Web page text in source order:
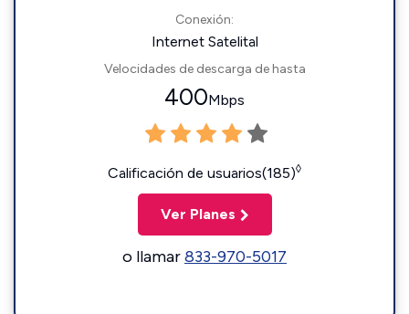
Conexión:
Internet Satelital
Velocidades de descarga de hasta
400Mbps
Calificación de usuarios(185)◊
Ver Planes
o llamar833-970-5017